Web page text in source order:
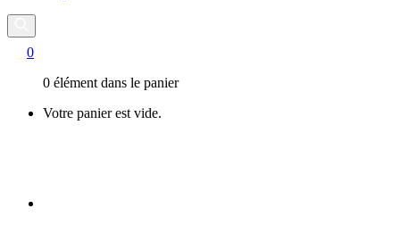
0
0 élément dans le panier
Votre panier est vide.